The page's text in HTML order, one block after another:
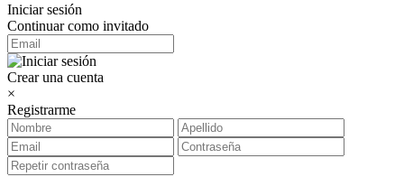
Iniciar sesión
Continuar como invitado
Crear una cuenta
×
Registrarme